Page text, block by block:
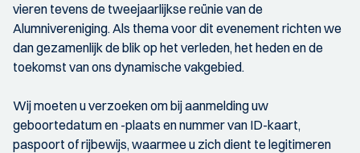
vieren tevens de tweejaarlijkse reünie van de
Alumnivereniging. Als thema voor dit evenement richten we
dan gezamenlijk de blik op het verleden, het heden en de
toekomst van ons dynamische vakgebied.
Wij moeten u verzoeken om bij aanmelding uw
geboortedatum en -plaats en nummer van ID-kaart,
paspoort of rijbewijs, waarmee u zich dient te legitimeren